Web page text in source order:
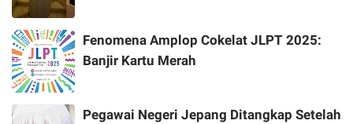
Fenomena Amplop Cokelat JLPT 2025:
Banjir Kartu Merah
Pegawai Negeri Jepang Ditangkap Setelah